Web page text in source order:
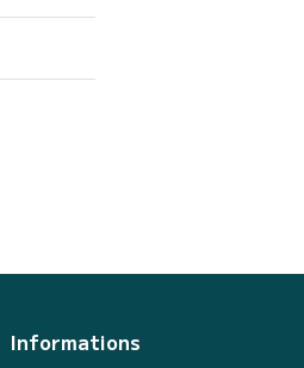
Informations